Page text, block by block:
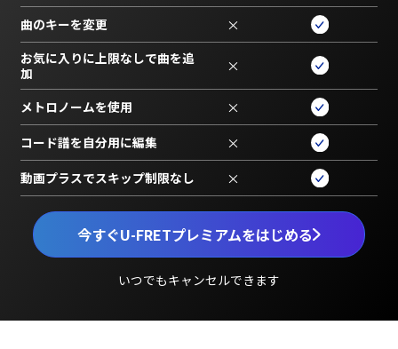
今すぐU-FRETプレミアムをはじめる
いつでもキャンセルできます
曲のキーを変更 ×
お気に入りに上限なしで曲を追
加
×
メトロノームを使用 ×
コード譜を自分用に編集 ×
動画プラスでスキップ制限なし ×